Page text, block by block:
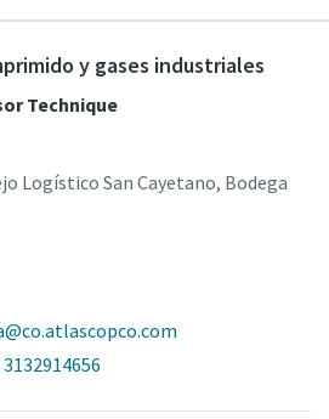
y gases industriales
Technique
Logístico San Cayetano, Bodega